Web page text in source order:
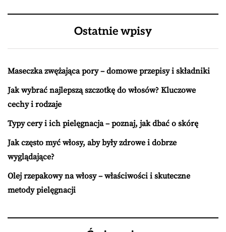
Ostatnie wpisy
Maseczka zwężająca pory – domowe przepisy i składniki
Jak wybrać najlepszą szczotkę do włosów? Kluczowe
cechy i rodzaje
Typy cery i ich pielęgnacja – poznaj, jak dbać o skórę
Jak często myć włosy, aby były zdrowe i dobrze
wyglądające?
Olej rzepakowy na włosy – właściwości i skuteczne
metody pielęgnacji